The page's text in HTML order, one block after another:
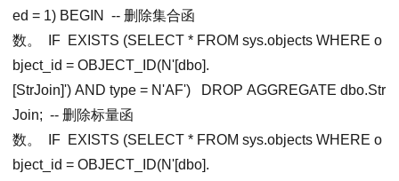
ed = 1) BEGIN
-- 删除集合函
数。
IF EXISTS (SELECT * FROM sys.objects WHERE o
bject_id = OBJECT_ID(N'[dbo].
[StrJoin]') AND type = N'AF') DROP AGGREGATE dbo.Str
Join; -- 删除标量函
数。
IF EXISTS (SELECT * FROM sys.objects WHERE o
bject_id = OBJECT_ID(N'[dbo].